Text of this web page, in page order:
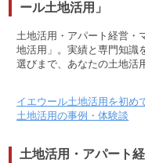
ール土地活用」
土地活用・アパート経営・
地活用」。実績と専門知識
選びまで、あなたの土地活
イエウール土地活用を初め
土地活用の事例・体験談
土地活用・アパート